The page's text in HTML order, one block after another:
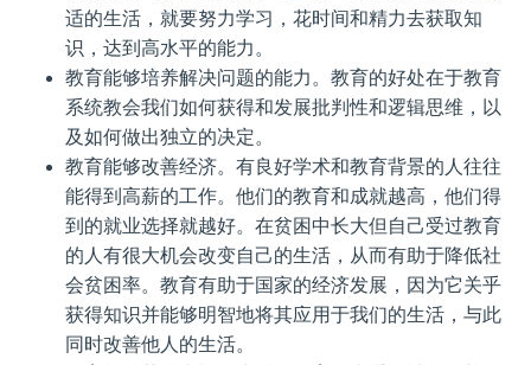
适的生活，就要努力学习，花时间和精力去获取知
识，达到高水平的能力。
教育能够培养解决问题的能力。教育的好处在于教育
系统教会我们如何获得和发展批判性和逻辑思维，以
及如何做出独立的决定。
教育能够改善经济。有良好学术和教育背景的人往往
能得到高薪的工作。他们的教育和成就越高，他们得
到的就业选择就越好。在贫困中长大但自己受过教育
的人有很大机会改变自己的生活，从而有助于降低社
会贫困率。教育有助于国家的经济发展，因为它关乎
获得知识并能够明智地将其应用于我们的生活，与此
同时改善他人的生活。